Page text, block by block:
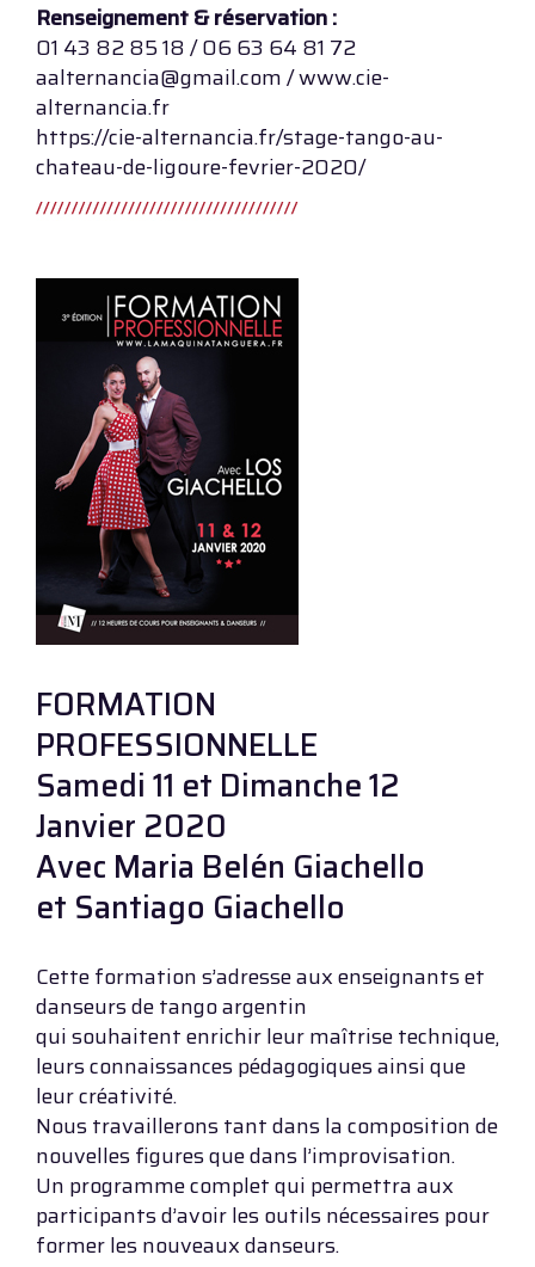
Renseignement & réservation :
01 43 82 85 18 / 06 63 64 81 72
aalternancia@gmail.com / www.cie-
alternancia.fr
https://cie-alternancia.fr/stage-tango-au-
chateau-de-ligoure-fevrier-2020/
FORMATION
PROFESSIONNELLE
Samedi 11 et Dimanche 12
Janvier 2020
Avec Maria Belén Giachello
et Santiago Giachello
Cette formation s’adresse aux enseignants et
danseurs de tango argentin
qui souhaitent enrichir leur maîtrise technique,
leurs connaissances pédagogiques ainsi que
leur créativité.
Nous travaillerons tant dans la composition de
nouvelles figures que dans l’improvisation.
Un programme complet qui permettra aux
participants d’avoir les outils nécessaires pour
former les nouveaux danseurs.